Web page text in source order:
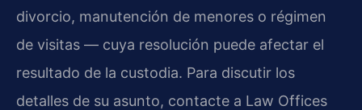
divorcio, manutención de menores o régimen
de visitas — cuya resolución puede afectar el
resultado de la custodia. Para discutir los
detalles de su asunto, contacte a Law Offices